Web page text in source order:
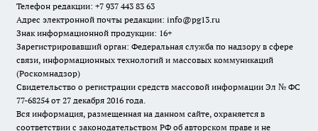
Телефон редакции: +7 937 443 83 63
Адрес электронной почты редакции: info@pg13.ru
Знак информационной продукции: 16+
Зарегистрировавший орган: Федеральная служба по надзору в сфере
связи, информационных технологий и массовых коммуникаций
(Роскомнадзор)
Свидетельство о регистрации средств массовой информации Эл № ФС
77-68254 от 27 декабря 2016 года.
Вся информация, размещенная на данном сайте, охраняется в
соответствии с законодательством РФ об авторском праве и не